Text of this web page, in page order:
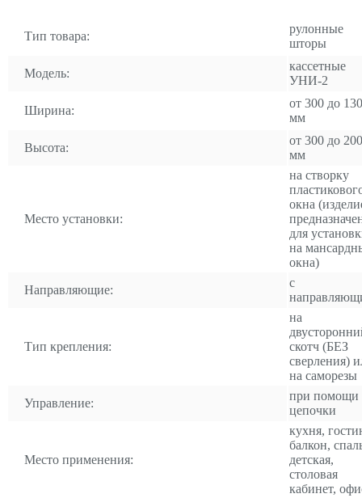
Тип товара:
рулонные
шторы
Модель:
кассетные
УНИ-2
Ширина:
от 300 до
мм
Высота:
от 300 до
мм
Место установки:
на створку
окна
для
на
окна)
Направляющие:
с
Тип крепления:
на
скотч (БЕЗ
сверления)
на саморезы
Управление:
при помощи
цепочки
Место применения:
кухня,
балкон,
детская,
столовая
кабинет,